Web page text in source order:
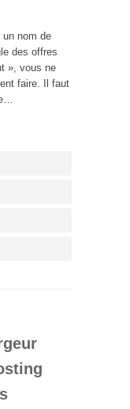
un nom de
des offres
», vous ne
faire. Il faut